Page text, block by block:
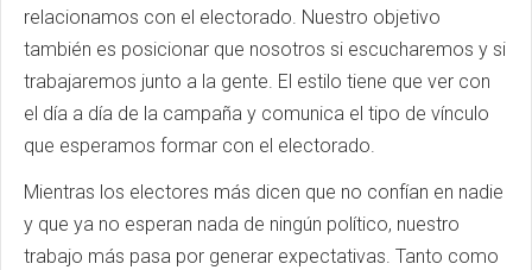
relacionamos con el electorado. Nuestro objetivo
también es posicionar que nosotros si escucharemos y si
trabajaremos junto a la gente. El estilo tiene que ver con
el día a día de la campaña y comunica el tipo de vínculo
que esperamos formar con el electorado.
Mientras los electores más dicen que no confían en nadie
y que ya no esperan nada de ningún político, nuestro
trabajo más pasa por generar expectativas. Tanto como